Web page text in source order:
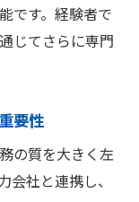
です。経験者で
じてさらに専門
要性
の質を大きく左
社と連携し、